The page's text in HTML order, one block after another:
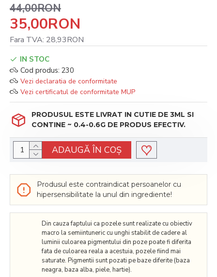
35,00RON
44,00RON
Fara TVA: 28,93RON
IN STOC
Cod produs: 230
Vezi declaratia de conformitate
Vezi certificatul de conformitate MUP
ADAUGĂ ÎN COŞ
Din cauza faptului ca pozele sunt realizate cu obiectiv
macro la semiintuneric cu unghi stabilit de cadere al
luminii culoarea pigmentului din poze poate fi diferita
fata de culoarea reala a acestuia, pozele fiind mai
saturate. Pigmentii sunt pozati pe baze diferite (baza
neagra, baza alba, piele, hartie).
Produsul este contraindicat persoanelor cu
hipersensibilitate la unul din ingrediente!
PRODUSUL ESTE LIVRAT IN CUTIE DE 3ML SI
CONTINE ~ 0.4-0.6G DE PRODUS EFECTIV.